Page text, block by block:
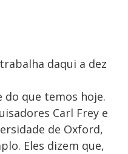
daqui a dez
que temos hoje.
Carl Frey e
de Oxford,
Eles dizem que,